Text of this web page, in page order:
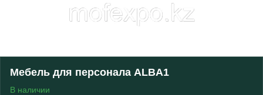
Мебель для персонала ALBA1
В наличии